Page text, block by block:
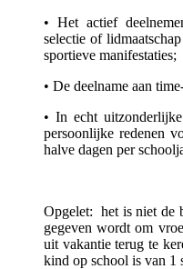
• Het actief
selectie of
sportieve manifestaties;
• De deelname aan
• In echt
persoonlijke redenen
halve dagen per
Opgelet: het is niet de
gegeven wordt om
uit vakantie terug te
kind op school is van 1